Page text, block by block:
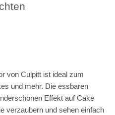
von Culpitt ist ideal zum
und mehr. Die essbaren
Effekt auf Cake
verzaubern und sehen einfach